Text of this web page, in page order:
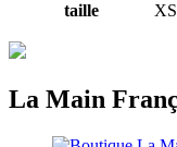
taille
La Main